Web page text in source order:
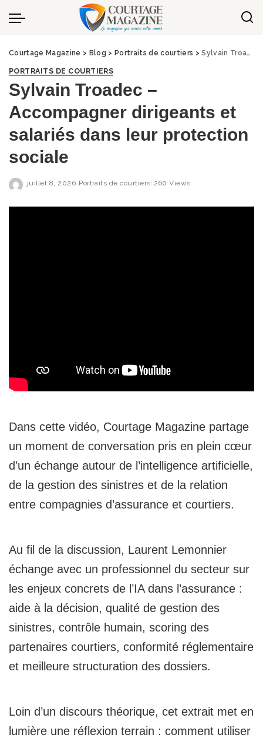
Panneau de gestion des cookies
Courtage Magazine > Blog > Portraits de courtiers >Sylvain Troadec – Accompagner dirigeants et salariés dans leur protection sociale
PORTRAITS DE COURTIERS
Sylvain Troadec –
Accompagner dirigeants et
salariés dans leur protection
sociale
juillet 8, 2026 Portraits de courtiers 260 Views
Dans cette vidéo, Courtage Magazine partage
un moment de conversation pris en plein cœur
d’un échange autour de l’intelligence artificielle,
de la gestion des sinistres et de la relation
entre compagnies d’assurance et courtiers.
Au fil de la discussion, Laurent Lemonnier
échange avec un professionnel du secteur sur
les enjeux concrets de l’IA dans l’assurance :
aide à la décision, qualité de gestion des
sinistres, contrôle humain, scoring des
partenaires courtiers, conformité réglementaire
et meilleure structuration des dossiers.
Loin d’un discours théorique, cet extrait met en
lumière une réflexion terrain : comment utiliser